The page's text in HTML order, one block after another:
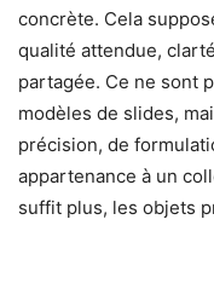
concrète. Cela
qualité attendue,
partagée. Ce ne sont
modèles de slides,
précision, de
appartenance à un
suffit plus, les objets